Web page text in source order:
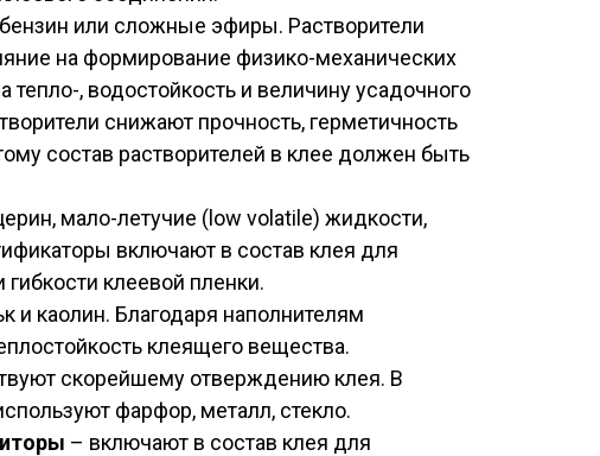
или сложные эфиры. Растворители
на формирование физико-механических
тепло-, водостойкость и величину усадочного
снижают прочность, герметичность
состав растворителей в клее должен быть
мало-летучие (low volatile) жидкости,
включают в состав клея для
клеевой пленки.
и каолин. Благодаря наполнителям
клеящего вещества.
скорейшему отверждению клея. В
фарфор, металл, стекло.
– включают в состав клея для